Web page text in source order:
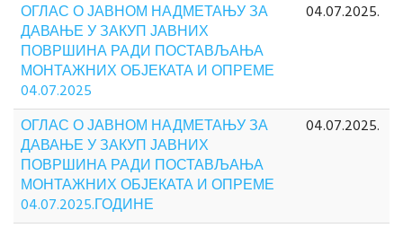
ОГЛАС О ЈАВНОМ НАДМЕТАЊУ ЗА
ДАВАЊЕ У ЗАКУП ЈАВНИХ
ПОВРШИНА РАДИ ПОСТАВЉАЊА
МОНТАЖНИХ ОБЈЕКАТА И ОПРЕМЕ
04.07.2025
04.07.2025.
ОГЛАС О ЈАВНОМ НАДМЕТАЊУ ЗА
ДАВАЊЕ У ЗАКУП ЈАВНИХ
ПОВРШИНА РАДИ ПОСТАВЉАЊА
МОНТАЖНИХ ОБЈЕКАТА И ОПРЕМЕ
04.07.2025.ГОДИНЕ
04.07.2025.